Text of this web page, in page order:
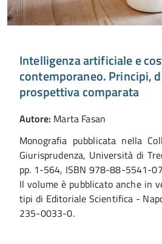
Intelligenza artificiale e
contemporaneo. Principi,
prospettiva comparata
Autore: Marta Fasan
Monografia pubblicata nella
Giurisprudenza, Università di
pp. 1-564, ISBN 978-88-5541-
Il volume è pubblicato anche in
tipi di Editoriale Scientifica -
235-0033-0.